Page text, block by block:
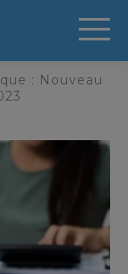
: Nouveau